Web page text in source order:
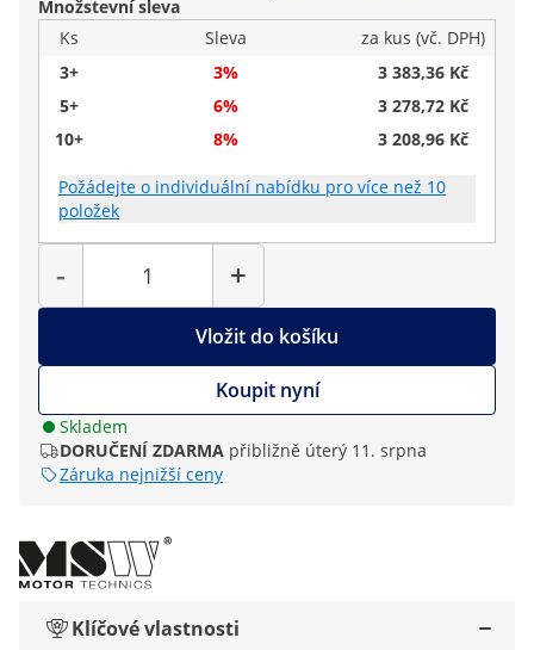
Množstevní sleva
Ks
Sleva
za kus (vč. DPH)
3+
3%
3 383,36 Kč
5+
6%
3 278,72 Kč
10+
8% 3 208,96 Kč
Požádejte o individuální nabídku pro více než 10
položek
-
Počet
+
Vložit do košíku
Koupit nyní
Skladem
DORUČENÍ ZDARMA přibližně úterý 11. srpna
Záruka nejnižší ceny
Klíčové vlastnosti